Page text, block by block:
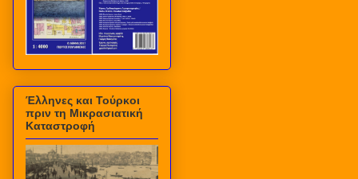
Έλληνες και Τούρκοι
πριν τη Μικρασιατική
Καταστροφή